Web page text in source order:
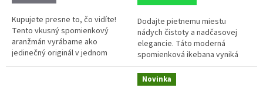
Kupujete presne to, čo vidíte!
Tento vkusný spomienkový
aranžmán vyrábame ako
jedinečný originál v jednom
kusovom vyhotovení.
Dodajte pietnemu miestu
nádych čistoty a nadčasovej
elegancie. Táto moderná
spomienková ikebana vyniká
svojou sviežou farebnou
kombináciou bielej a zelenej,
ktorá pôsobí veľmi...
Novinka